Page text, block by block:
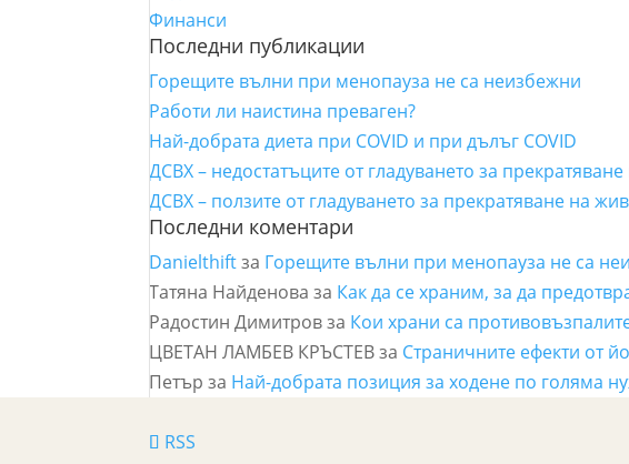
Финанси
Последни публикации
Горещите вълни при менопауза не са неизбежни
Работи ли наистина преваген?
Най-добрата диета при COVID и при дълъг COVID
ДСВХ – недостатъците от гладуването за
ДСВХ – ползите от гладуването за прекратяване на
Последни коментари
Danielthiftза Горещите вълни при менопауза не са
Татяна Найденова за Как да се храним, за да
Радостин Димитровза Кои храни са
ЦВЕТАН ЛАМБЕВ КРЪСТЕВза Страничните ефекти от
Петър за Най-добрата позиция за ходене по голяма
RSS